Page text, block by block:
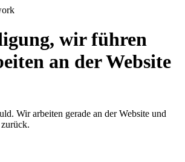
wir führen
an der Website
Wir arbeiten gerade an der Website und